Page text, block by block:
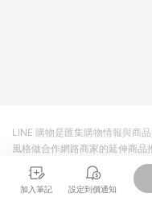
加入筆記 設定到價通知
LINE 購物是匯集購物情報與商
風格做合作網路商家的延伸商
商品至各合作網路商家，確認
準。